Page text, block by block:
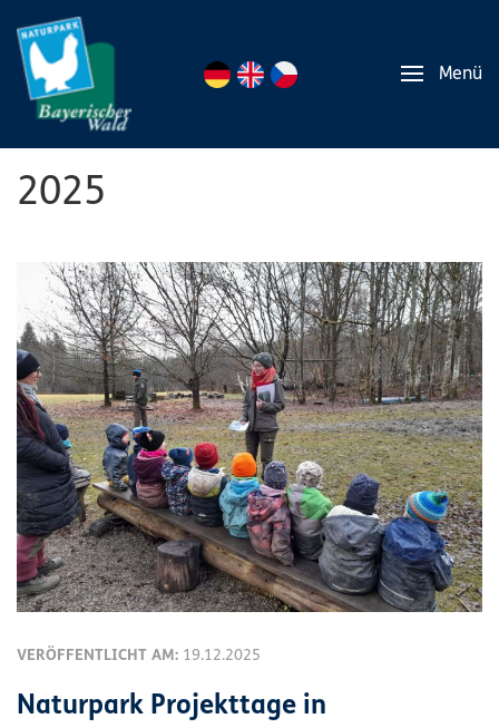
Menü
2025
VERÖFFENTLICHT AM: 19.12.2025
Naturpark Projekttage in